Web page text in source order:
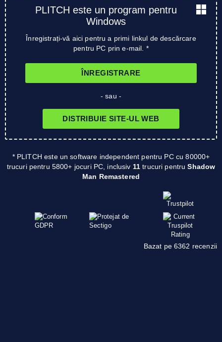
PLITCH este un program pentru
Windows
Înregistrați-vă aici pentru a primi linkul de descărcare
pentru PC prin e-mail. *
ÎNREGISTRARE
- sau -
DISTRIBUIE SITE-UL WEB
* PLITCH este un software independent pentru PC cu 80000+
trucuri pentru 5800+ jocuri PC, inclusiv 11 trucuri pentruShadow
Man Remastered
Bazat pe 6362 recenzii